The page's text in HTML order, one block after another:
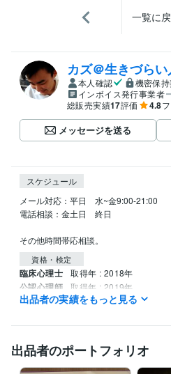
一覧に
カズ＠生きづら
本人確認
機密保
インボイス発行事業者
総販売実績17評価 4.8
メッセージを送る
スケジュール
メール対応：平日　水~金9:00-21:00
電話相談：金土日　終日
資格・検定
臨床心理士 取得年 : 2018年
公認心理師 取得年 : 2019年
公認心理師 取得年 : 2018年
悩み相談・カウンセリング 認知行動
福祉 産業 教育 医療
出品者の実績をもっと見る
出品者のポートフォリオ